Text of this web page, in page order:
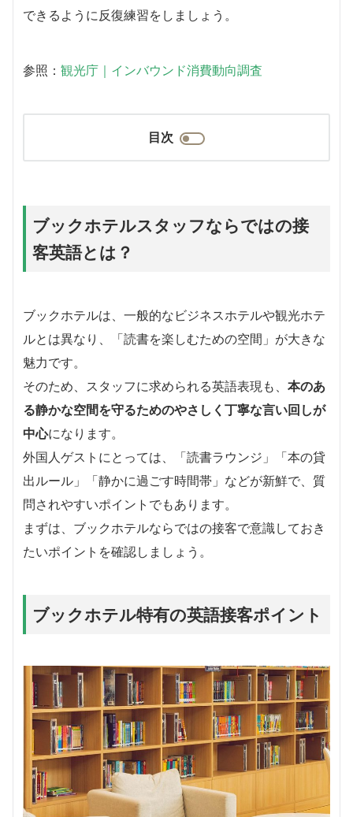
できるように反復練習をしましょう。
参照： 観光庁｜インバウンド消費動向調査
目次
ブックホテルスタッフならではの接
客英語とは？
ブックホテルは、一般的なビジネスホテルや観光ホテ
ルとは異なり、「読書を楽しむための空間」が大きな
魅力です。
そのため、スタッフに求められる英語表現も、 本のあ
る静かな空間を守るためのやさしく丁寧な言い回しが
中心になります。
外国人ゲストにとっては、「読書ラウンジ」「本の貸
出ルール」「静かに過ごす時間帯」などが新鮮で、質
問されやすいポイントでもあります。
まずは、ブックホテルならではの接客で意識しておき
たいポイントを確認しましょう。
ブックホテル特有の英語接客ポイント